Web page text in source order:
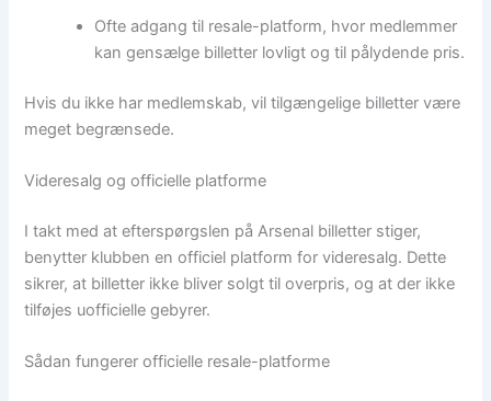
Ofte adgang til resale-platform, hvor medlemmer
kan gensælge billetter lovligt og til pålydende pris.
Hvis du ikke har medlemskab, vil tilgængelige billetter være
meget begrænsede.
Videresalg og officielle platforme
I takt med at efterspørgslen på Arsenal billetter stiger,
benytter klubben en officiel platform for videresalg. Dette
sikrer, at billetter ikke bliver solgt til overpris, og at der ikke
tilføjes uofficielle gebyrer.
Sådan fungerer officielle resale-platforme